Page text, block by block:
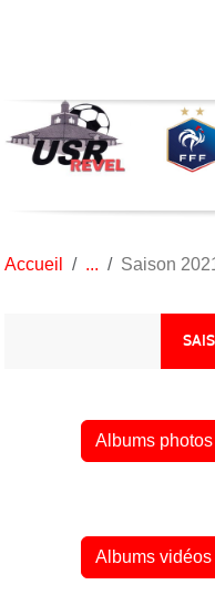
Accueil Saison
Albums
Albums